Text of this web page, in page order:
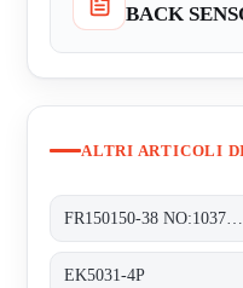
BACK
ALTRI ARTICOLI
EK5031-4P